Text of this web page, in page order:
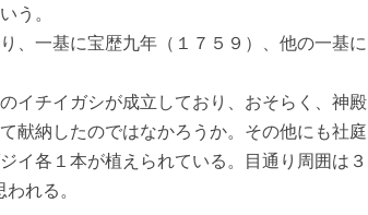
う。
、一基に宝歴九年（１７５９）、他の一基に
イチイガシが成立しており、おそらく、神殿
献納したのではなかろうか。その他にも社庭
イ各１本が植えられている。目通り周囲は３
れる。